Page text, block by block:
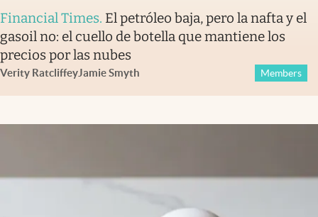
Financial Times. El petróleo baja, pero la nafta y el
gasoil no: el cuello de botella que mantiene los
precios por las nubes
Verity RatcliffeyJamie Smyth Members